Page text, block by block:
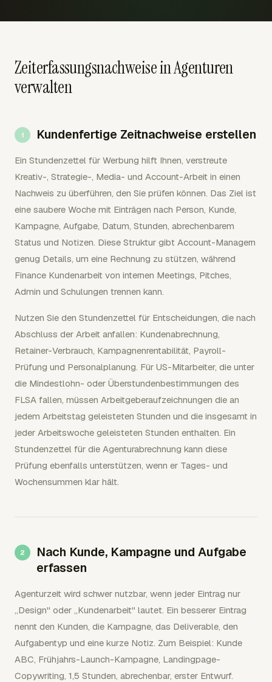
Zeiterfassungsnachweise in Agenturen
verwalten
Kundenfertige Zeitnachweise erstellen
Ein Stundenzettel für Werbung hilft Ihnen, verstreute
Kreativ-, Strategie-, Media- und Account-Arbeit in einen
Nachweis zu überführen, den Sie prüfen können. Das Ziel ist
eine saubere Woche mit Einträgen nach Person, Kunde,
Kampagne, Aufgabe, Datum, Stunden, abrechenbarem
Status und Notizen. Diese Struktur gibt Account-Managern
genug Details, um eine Rechnung zu stützen, während
Finance Kundenarbeit von internen Meetings, Pitches,
Admin und Schulungen trennen kann.
Nutzen Sie den Stundenzettel für Entscheidungen, die nach
Abschluss der Arbeit anfallen: Kundenabrechnung,
Retainer-Verbrauch, Kampagnenrentabilität, Payroll-
Prüfung und Personalplanung. Für US-Mitarbeiter, die unter
die Mindestlohn- oder Überstundenbestimmungen des
FLSA fallen, müssen Arbeitgeberaufzeichnungen die an
jedem Arbeitstag geleisteten Stunden und die insgesamt in
jeder Arbeitswoche geleisteten Stunden enthalten. Ein
Stundenzettel für die Agenturabrechnung kann diese
Prüfung ebenfalls unterstützen, wenn er Tages- und
Wochensummen klar hält.
Nach Kunde, Kampagne und Aufgabe
erfassen
Agenturzeit wird schwer nutzbar, wenn jeder Eintrag nur
„Design" oder „Kundenarbeit" lautet. Ein besserer Eintrag
nennt den Kunden, die Kampagne, das Deliverable, den
Aufgabentyp und eine kurze Notiz. Zum Beispiel: Kunde
ABC, Frühjahrs-Launch-Kampagne, Landingpage-
Copywriting, 1,5 Stunden, abrechenbar, erster Entwurf.